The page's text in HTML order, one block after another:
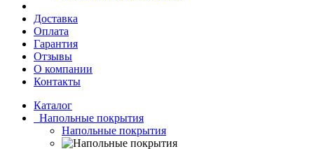
Доставка
Оплата
Гарантия
Отзывы
О компании
Контакты
Каталог
Напольные покрытия
Напольные покрытия